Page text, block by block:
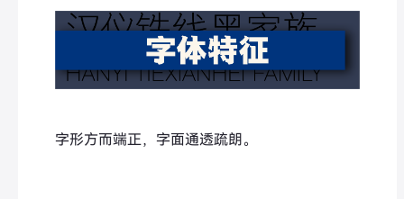
字形方而端正，字面通透疏朗。